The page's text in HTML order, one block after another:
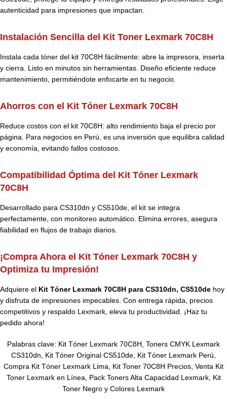
autenticidad para impresiones que impactan.
Instalación Sencilla del Kit Toner Lexmark 70C8H
Instala cada tóner del kit 70C8H fácilmente: abre la impresora, inserta
y cierra. Listo en minutos sin herramientas. Diseño eficiente reduce
mantenimiento, permitiéndote enfocarte en tu negocio.
Ahorros con el Kit Tóner Lexmark 70C8H
Reduce costos con el kit 70C8H: alto rendimiento baja el precio por
página. Para negocios en Perú, es una inversión que equilibra calidad
y economía, evitando fallos costosos.
Compatibilidad Óptima del Kit Tóner Lexmark
70C8H
Desarrollado para CS310dn y CS510de, el kit se integra
perfectamente, con monitoreo automático. Elimina errores, asegura
fiabilidad en flujos de trabajo diarios.
¡Compra Ahora el Kit Tóner Lexmark 70C8H y
Optimiza tu Impresión!
Adquiere el Kit Tóner Lexmark 70C8H para CS310dn, CS510de hoy
y disfruta de impresiones impecables. Con entrega rápida, precios
competitivos y respaldo Lexmark, eleva tu productividad. ¡Haz tu
pedido ahora!
Palabras clave: Kit Tóner Lexmark 70C8H, Toners CMYK Lexmark
CS310dn, Kit Tóner Original CS510de, Kit Tóner Lexmark Perú,
Compra Kit Tóner Lexmark Lima, Kit Toner 70C8H Precios, Venta Kit
Toner Lexmark en Línea, Pack Toners Alta Capacidad Lexmark, Kit
Toner Negro y Colores Lexmark